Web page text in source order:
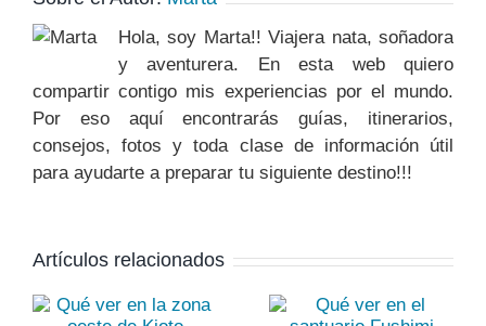
Hola, soy Marta!! Viajera nata, soñadora
y aventurera. En esta web quiero
compartir contigo mis experiencias por el mundo.
Por eso aquí encontrarás guías, itinerarios,
consejos, fotos y toda clase de información útil
para ayudarte a preparar tu siguiente destino!!!
Artículos relacionados